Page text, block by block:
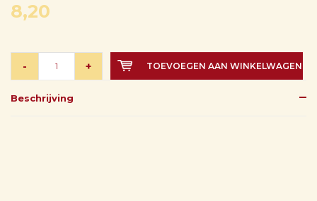
8,20
- + TOEVOEGEN AAN WINKELWAGEN
Beschrijving